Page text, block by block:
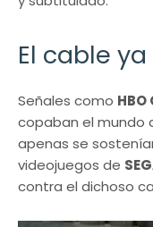
El cable
Señales como
copaban el mundo
apenas se
videojuegos de
contra el dichoso